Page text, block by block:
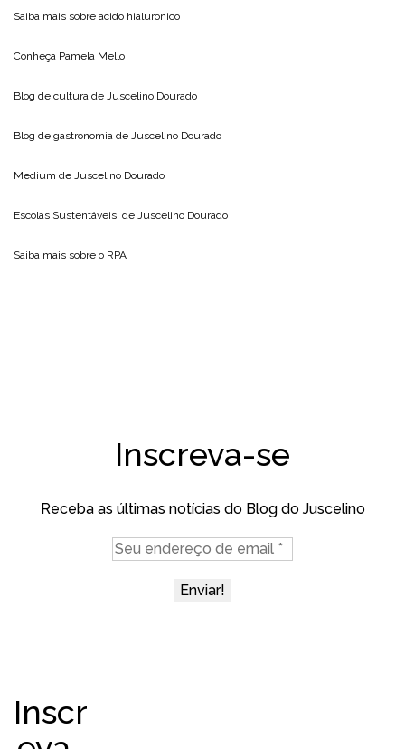
Saiba mais sobre acido hialuronico
Conheça Pamela Mello
Blog de cultura de Juscelino Dourado
Blog de gastronomia de Juscelino Dourado
Medium de Juscelino Dourado
Escolas Sustentáveis, de Juscelino Dourado
Saiba mais sobre o RPA
Inscreva-se
Receba as últimas notícias do Blog do Juscelino
Inscr